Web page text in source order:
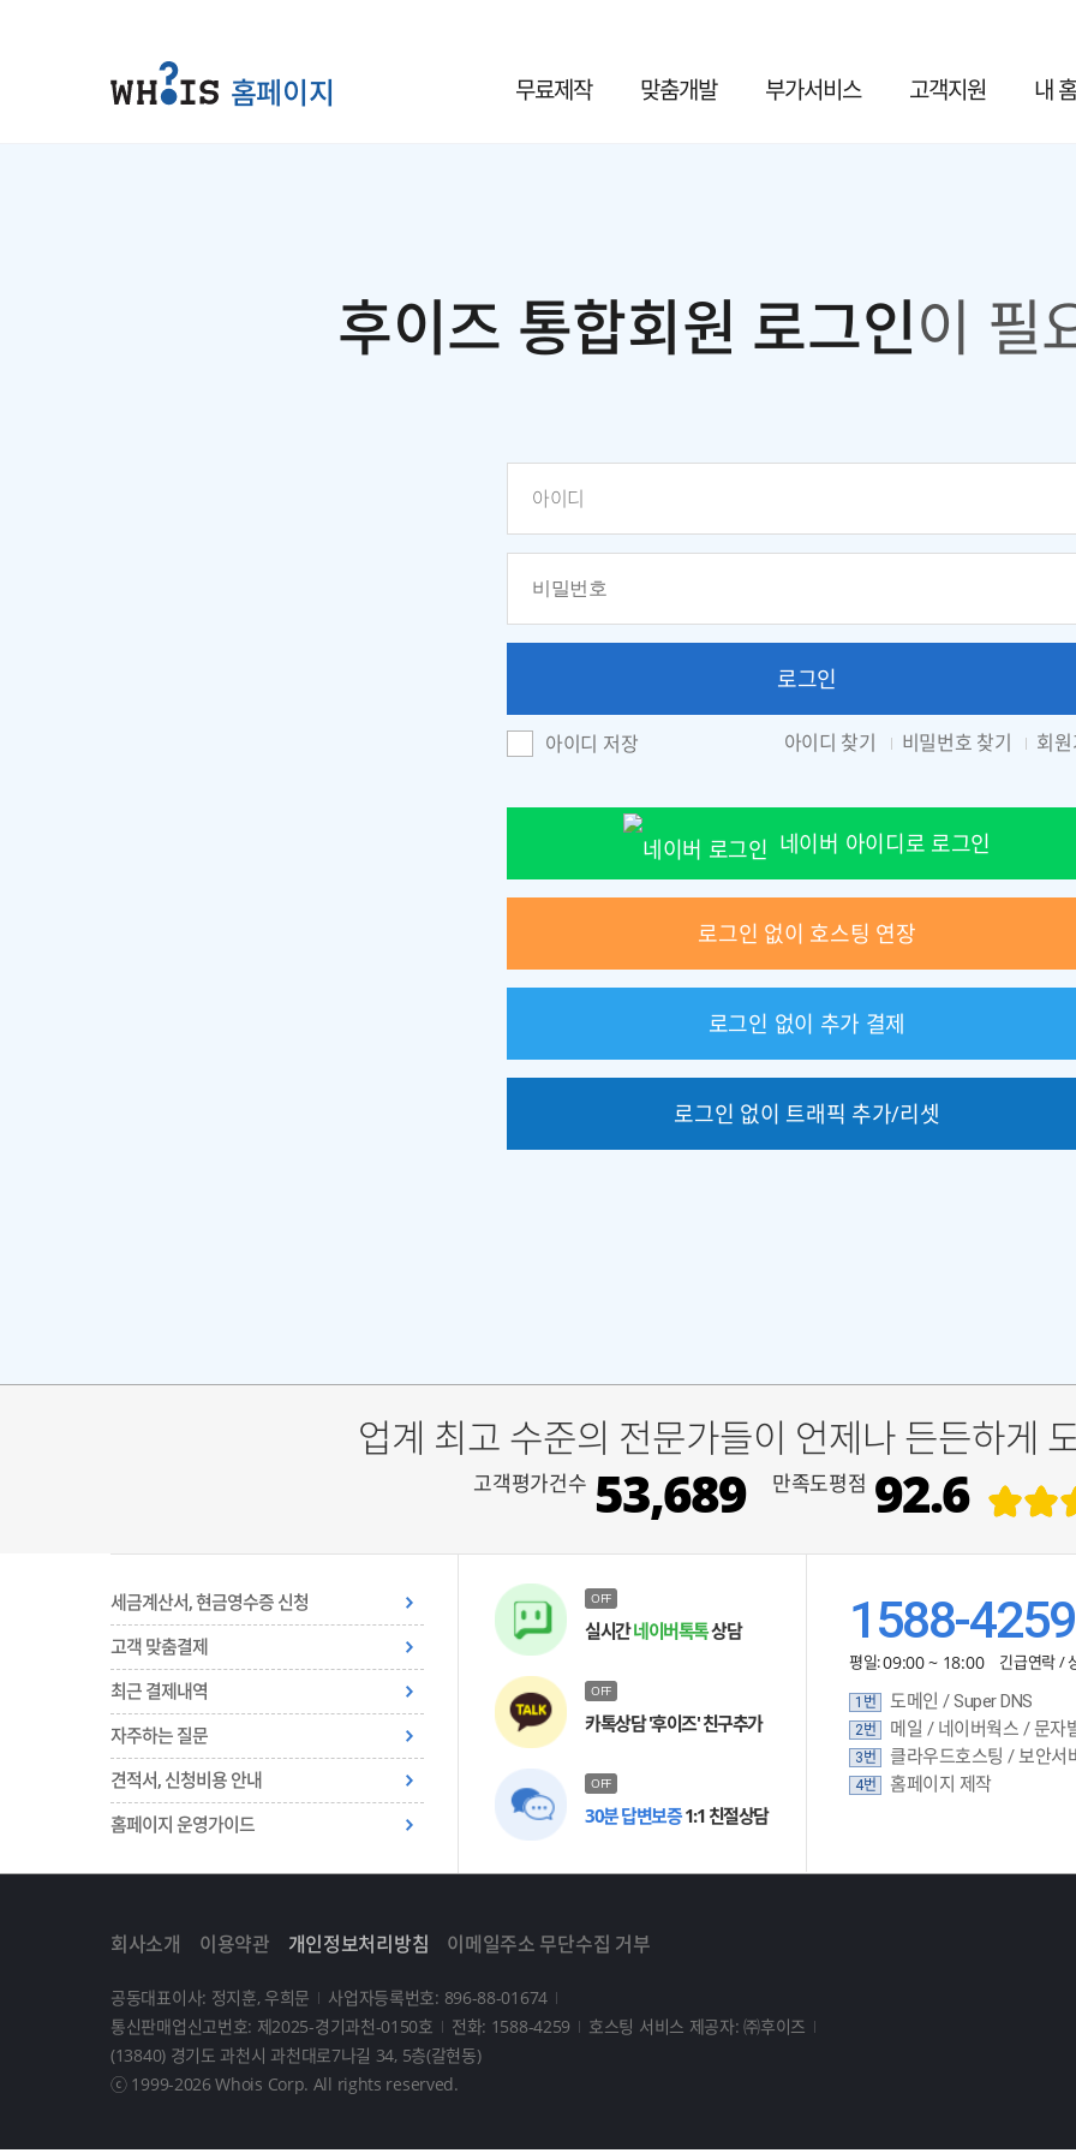
홈페이지 무료제작 맞춤개발 부가서비스 고객지원 내
후이즈 통합회원 로그인이 필
로그인
아이디 저장 아이디 찾기 비밀번호 찾기 회
네이버 아이디로 로그인
로그인 없이 호스팅 연장
로그인 없이 추가 결제
로그인 없이 트래픽 추가/리셋
업계 최고 수준의 전문가들이 언제나 든든하게
고객평가건수 53,689 만족도평점 92.6
세금계산서, 현금영수증 신청
고객 맞춤결제
최근 결제내역
자주하는 질문
견적서, 신청비용 안내
홈페이지 운영가이드
OFF
실시간네이버톡톡상담
OFF
카톡상담 '후이즈' 친구추가
OFF
30분 답변보증1:1 친절상담
1588-4259
평일:09:00 ~ 18:00 긴급연락 /
1번 도메인 / Super DNS
2번 메일 / 네이버웍스 / 문자
3번 클라우드호스팅 / 보안서
4번 홈페이지 제작
회사소개 이용약관 개인정보처리방침 이메일주소 무단수집 거부
공동대표이사: 정지훈, 우희문
사업자등록번호: 896-88-01674
통신판매업신고번호: 제2025-경기과천-0150호
전화: 1588-4259
호스팅 서비스 제공자: ㈜후이즈
(13840) 경기도 과천시 과천대로7나길 34, 5층(갈현동)
ⓒ 1999-2026 Whois Corp. All rights reserved.